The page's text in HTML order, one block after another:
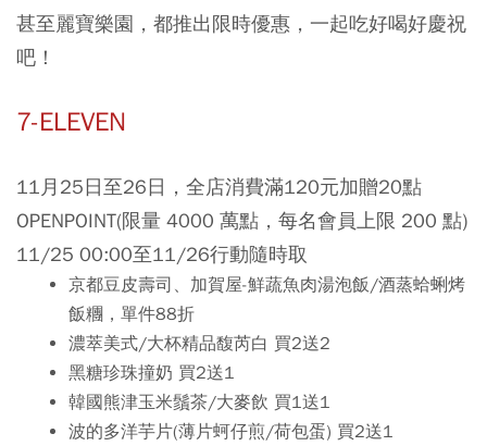
甚至麗寶樂園，都推出限時優惠，一起吃好喝好慶祝
吧！
7-ELEVEN
11月25日至26日，全店消費滿120元加贈20點
OPENPOINT(限量 4000 萬點，每名會員上限 200 點)
11/25 00:00至11/26行動隨時取
京都豆皮壽司、加賀屋-鮮蔬魚肉湯泡飯/酒蒸蛤蜊烤
飯糰，單件88折
濃萃美式/大杯精品馥芮白 買2送2
黑糖珍珠撞奶 買2送1
韓國熊津玉米鬚茶/大麥飲 買1送1
波的多洋芋片(薄片蚵仔煎/荷包蛋) 買2送1